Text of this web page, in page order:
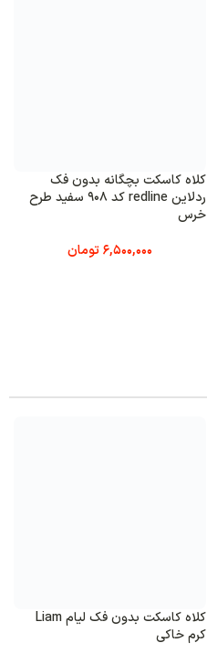
کلاه کاسکت بچگانه بدون فک
ردلاین redline کد 908 سفید طرح
خرس
6,500,000تومان
کلاه کاسکت بدون فک لیام Liam
کرم خاکی